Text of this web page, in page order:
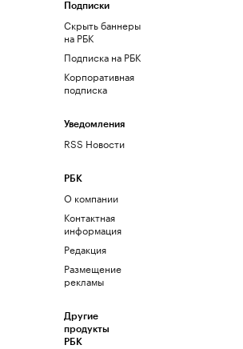
Подписки
Скрыть баннеры
на РБК
Подписка на РБК
Корпоративная
подписка
Уведомления
RSS Новости
РБК
О компании
Контактная
информация
Редакция
Размещение
рекламы
Другие
продукты
РБК